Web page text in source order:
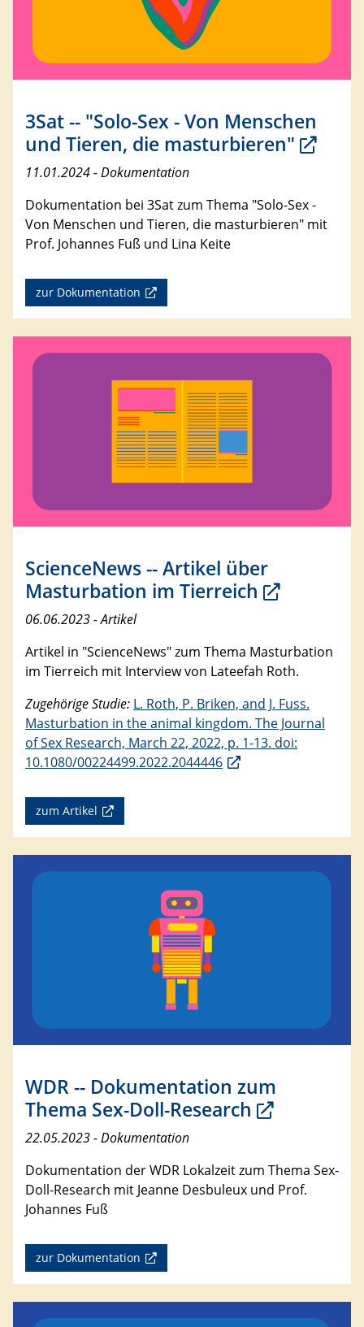
3Sat -- "Solo-Sex - Von Menschen
und Tieren, die masturbieren"
11.01.2024 - Dokumentation
Dokumentation bei 3Sat zum Thema "Solo-Sex -
Von Menschen und Tieren, die masturbieren" mit
Prof. Johannes Fuß und Lina Keite
zur Dokumentation
ScienceNews -- Artikel über
Masturbation im Tierreich
06.06.2023 - Artikel
Artikel in "ScienceNews" zum Thema Masturbation
im Tierreich mit Interview von Lateefah Roth.
Zugehörige Studie: L. Roth, P. Briken, and J. Fuss.
Masturbation in the animal kingdom. The Journal
of Sex Research, March 22, 2022, p. 1-13. doi:
10.1080/00224499.2022.2044446
zum Artikel
WDR -- Dokumentation zum
Thema Sex-Doll-Research
22.05.2023 - Dokumentation
Dokumentation der WDR Lokalzeit zum Thema Sex-
Doll-Research mit Jeanne Desbuleux und Prof.
Johannes Fuß
zur Dokumentation